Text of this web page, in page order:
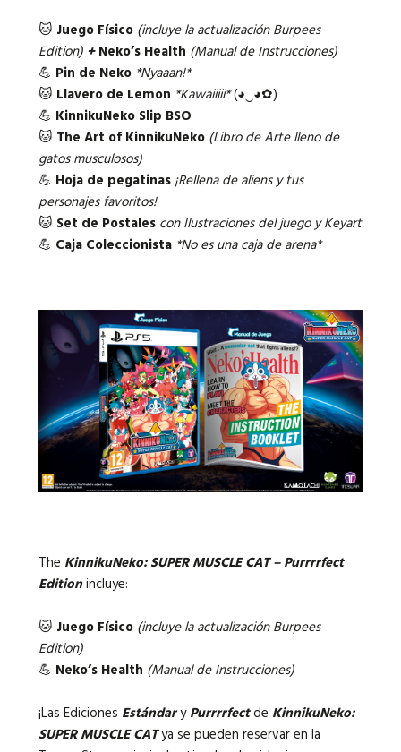
🐱 Juego Físico (incluye la actualización Burpees
Edition) + Neko’s Health (Manual de Instrucciones)
💪 Pin de Neko *Nyaaan!*
🐱 Llavero de Lemon *Kawaiiiii*(◕‿◕✿)
💪 KinnikuNeko Slip BSO
🐱 The Art of KinnikuNeko (Libro de Arte lleno de
gatos musculosos)
💪 Hoja de pegatinas¡Rellena de aliens y tus
personajes favoritos!
🐱 Set de Postales con Ilustraciones del juego y Keyart
💪 Caja Coleccionista *No es una caja de arena*
The KinnikuNeko: SUPER MUSCLE CAT – Purrrrfect
Editionincluye:
🐱 Juego Físico (incluye la actualización Burpees
Edition)
💪 Neko’s Health (Manual de Instrucciones)
¡Las Ediciones EstándaryPurrrrfectde KinnikuNeko:
SUPER MUSCLE CATya se pueden reservar en la